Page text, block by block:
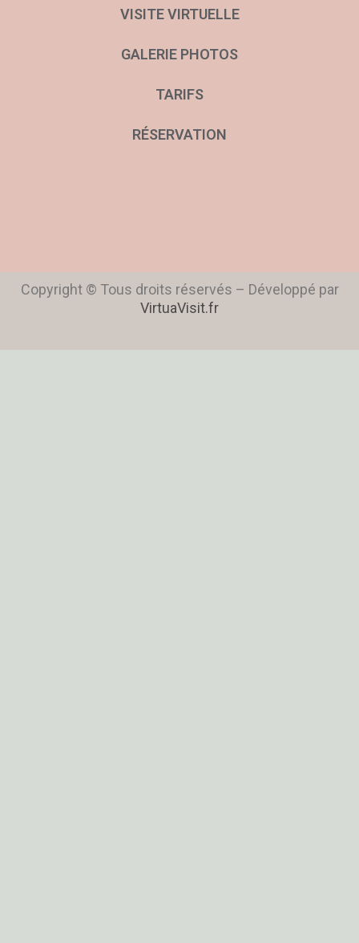
VISITE VIRTUELLE
GALERIE PHOTOS
TARIFS
RÉSERVATION
Copyright © Tous droits réservés – Développé par
VirtuaVisit.fr